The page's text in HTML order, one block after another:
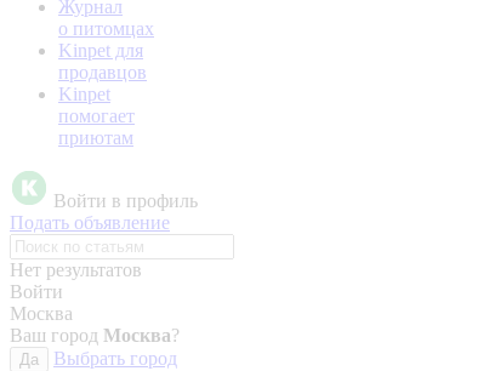
Журнал
о питомцах
Kinpet для
продавцов
Kinpet
помогает
приютам
Войти в профиль
Подать объявление
Нет результатов
Войти
Москва
Ваш город Москва?
Да
Выбрать город